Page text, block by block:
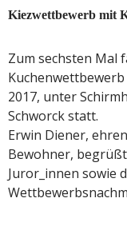
Kiezwettbewerb mit
Zum sechsten Mal
2017, unter
Schworck statt.
Erwin Diener,
Bewohner,
Juror_innen sowie